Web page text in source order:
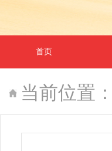
首页
当前位置：